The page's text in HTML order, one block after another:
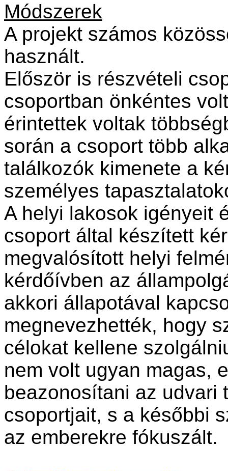
Módszerek
A projekt számos
használt.
Először is részvételi
csoportban önkéntes
érintettek voltak
során a csoport több
találkozók kimenete a
személyes
A helyi lakosok igényeit
csoport által készített
megvalósított helyi
kérdőívben az
akkori állapotával
megnevezhették, hogy
célokat kellene
nem volt ugyan magas,
beazonosítani az udvari
csoportjait, s a későbbi
az emberekre fókuszált.